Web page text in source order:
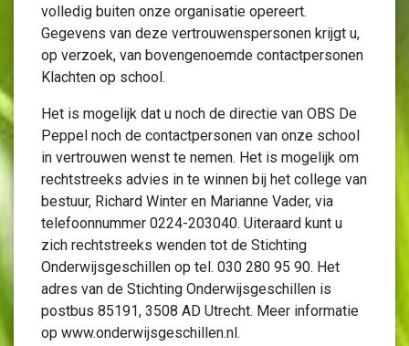
volledig buiten onze organisatie opereert.
Gegevens van deze vertrouwenspersonen krijgt u,
op verzoek, van bovengenoemde contactpersonen
Klachten op school.
Het is mogelijk dat u noch de directie van OBS De
Peppel noch de contactpersonen van onze school
in vertrouwen wenst te nemen. Het is mogelijk om
rechtstreeks advies in te winnen bij het college van
bestuur, Richard Winter en Marianne Vader, via
telefoonnummer 0224-203040. Uiteraard kunt u
zich rechtstreeks wenden tot de Stichting
Onderwijsgeschillen op tel. 030 280 95 90. Het
adres van de Stichting Onderwijsgeschillen is
postbus 85191, 3508 AD Utrecht. Meer informatie
op www.onderwijsgeschillen.nl.